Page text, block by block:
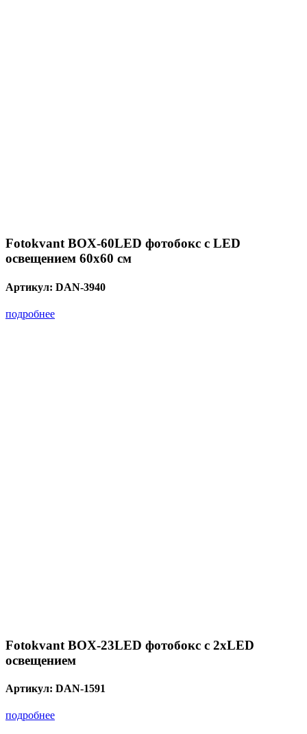
Fotokvant BOX-60LED фотобокс c LED
освещением 60x60 см
Артикул: DAN-3940
подробнее
Fotokvant BOX-23LED фотобокс c 2xLED
освещением
Артикул: DAN-1591
подробнее